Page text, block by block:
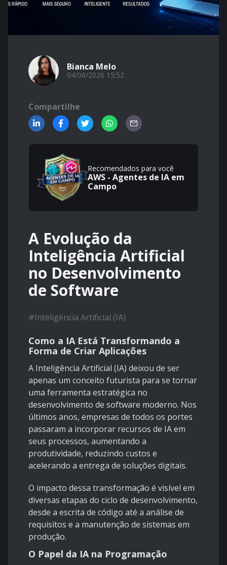
Bianca Melo
04/06/2026 15:52
Compartilhe
Recomendados para você
AWS - Agentes de IA em
Campo
A Evolução da
Inteligência Artificial
no Desenvolvimento
de Software
#Inteligência Artificial (IA)
Como a IA Está Transformando a
Forma de Criar Aplicações
A Inteligência Artificial (IA) deixou de ser
apenas um conceito futurista para se tornar
uma ferramenta estratégica no
desenvolvimento de software moderno. Nos
últimos anos, empresas de todos os portes
passaram a incorporar recursos de IA em
seus processos, aumentando a
produtividade, reduzindo custos e
acelerando a entrega de soluções digitais.
O impacto dessa transformação é visível em
diversas etapas do ciclo de desenvolvimento,
desde a escrita de código até a análise de
requisitos e a manutenção de sistemas em
produção.
O Papel da IA na Programação